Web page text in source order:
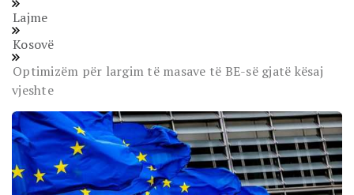
Lajme
Kosovë
​Optimizëm për largim të masave të BE-së gjatë kësaj
vjeshte